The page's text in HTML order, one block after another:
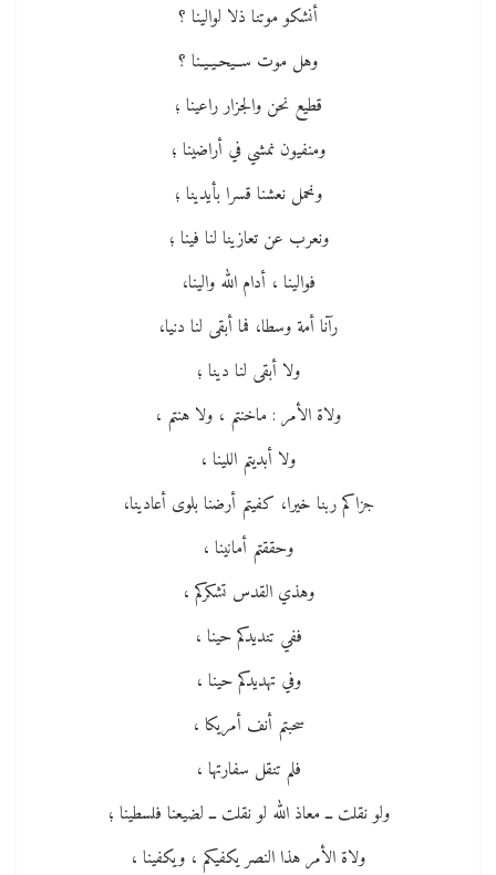
أنشكو موتنا ذلا لوالينا ؟
وهل موت ســيحـيـيـنا ؟
قطيع نحن والجزار راعينا ؛
ومنفيون نمشي في أراضينا ؛
ونحمل نعشنا قسرا بأيدينا ؛
ونعرب عن تعازينا لنا فينا ؛
فوالينا ، أدام الله والينا،
رآنا أمة وسطا، فما أبقى لنا دنيا،
ولا أبقى لنا دينا ؛
ولاة الأمر : ماخنتم ، ولا هنتم ،
ولا أبديتم اللينا ،
جزاكم ربنا خيرا، كفيتم أرضنا بلوى أعادينا،
وحققتم أمانينا ،
وهذي القدس تشكركم ،
ففي تنديدكم حينا ،
وفي تهديدكم حينا ،
سحبتم أنف أمريكا ،
فلم تنقل سفارتها ،
ولو نقلت ــ معاذ الله لو نقلت ــ لضيعنا فلسطينا ؛
ولاة الأمر هذا النصر يكفيكم ، ويكفينا ،